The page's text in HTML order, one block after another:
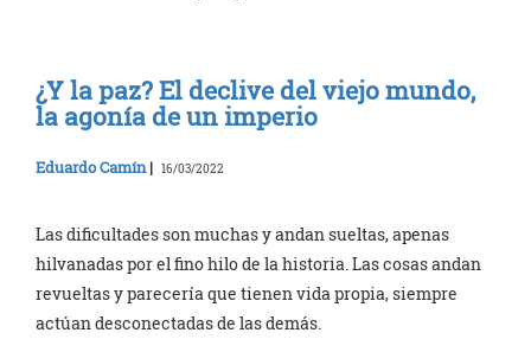
¿Y la paz? El declive del viejo mundo,
la agonía de un imperio
Eduardo Camín| 16/03/2022
Las dificultades son muchas y andan sueltas, apenas
hilvanadas por el fino hilo de la historia. Las cosas andan
revueltas y parecería que tienen vida propia, siempre
actúan desconectadas de las demás.